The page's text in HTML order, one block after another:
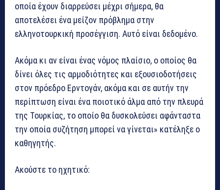
οποία έχουν διαρρεύσει μέχρι σήμερα, θα
αποτελέσει ένα μείζον πρόβλημα στην
ελληνοτουρκική προσέγγιση. Αυτό είναι δεδομένο.
Ακόμα κι αν είναι ένας νόμος πλαίσιο, ο οποίος θα
δίνει όλες τις αρμοδιότητες και εξουσιοδοτήσεις
στον πρόεδρο Ερντογάν, ακόμα και σε αυτήν την
περίπτωση είναι ένα ποιοτικό άλμα από την πλευρά
της Τουρκίας, το οποίο θα δυσκολεύσει αφάνταστα
την οποία συζήτηση μπορεί να γίνεται» κατέληξε ο
καθηγητής.
Ακούστε το ηχητικό: